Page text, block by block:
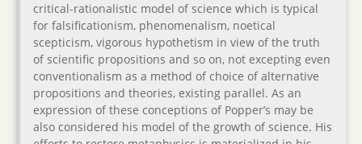
critical-rationalistic model of science which is typical
for falsificationism, phenomenalism, noetical
scepticism, vigorous hypothetism in view of the truth
of scientific propositions and so on, not excepting even
conventionalism as a method of choice of alternative
propositions and theories, existing parallel. As an
expression of these conceptions of Popper’s may be
also considered his model of the growth of science. His